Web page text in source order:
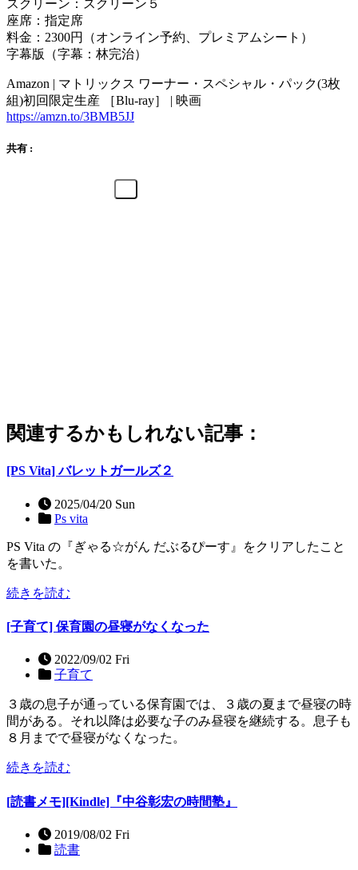
スクリーン：スクリーン５
座席：指定席
料金：2300円（オンライン予約、プレミアムシート）
字幕版（字幕：林完治）
Amazon | マトリックス ワーナー・スペシャル・パック(3枚
組)初回限定生産 ［Blu-ray］ | 映画
https://amzn.to/3BMB5JJ
共有 :
関連するかもしれない記事：
[PS Vita] バレットガールズ２
2025/04/20 Sun
Ps vita
PS Vita の『ぎゃる☆がん だぶるぴーす』をクリアしたこと
を書いた。
続きを読む
[子育て] 保育園の昼寝がなくなった
2022/09/02 Fri
子育て
３歳の息子が通っている保育園では、３歳の夏まで昼寝の時
間がある。それ以降は必要な子のみ昼寝を継続する。息子も
８月までで昼寝がなくなった。
続きを読む
[読書メモ][Kindle]『中谷彰宏の時間塾』
2019/08/02 Fri
読書